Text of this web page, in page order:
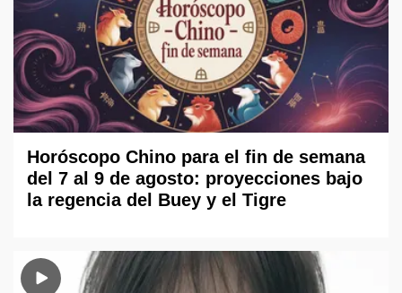
Horóscopo Chino para el fin de semana
del 7 al 9 de agosto: proyecciones bajo
la regencia del Buey y el Tigre